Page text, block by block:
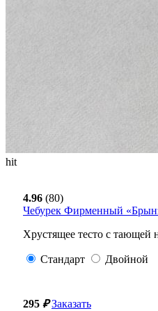
hit
4.96 (80)
Чебурек Фирменный
Хрустящее тесто с
Стандарт Двойной
295 ₽ Заказать